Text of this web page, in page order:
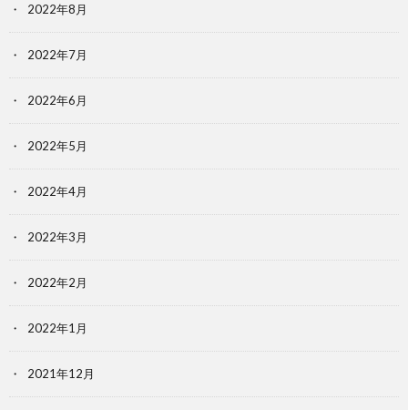
2022年8月
2022年7月
2022年6月
2022年5月
2022年4月
2022年3月
2022年2月
2022年1月
2021年12月